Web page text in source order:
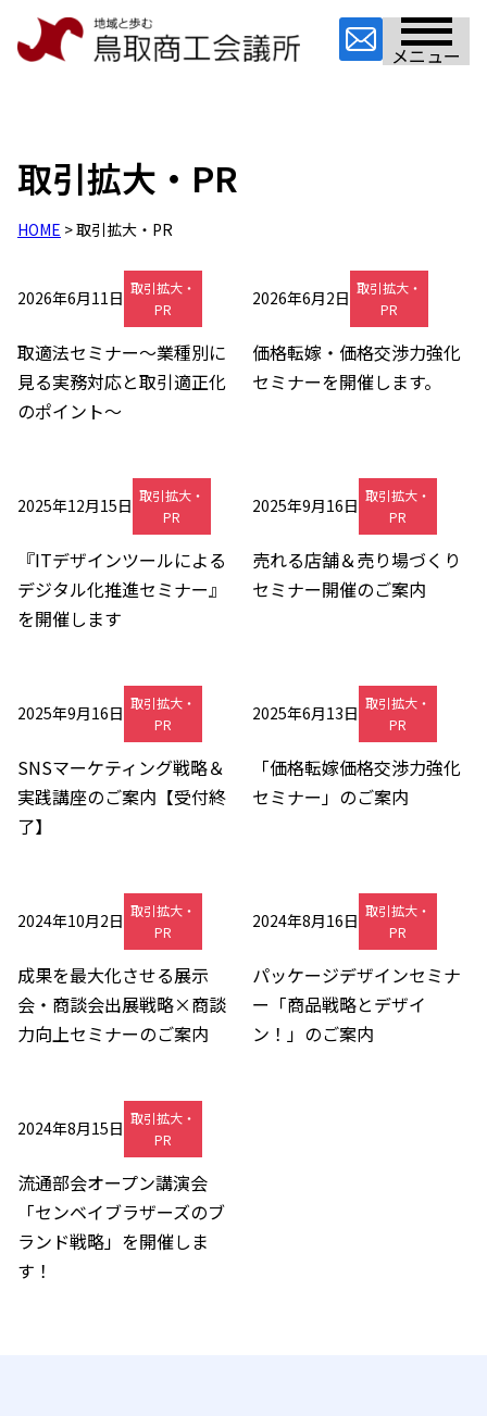
メニュー
取引拡大・PR
HOME > 取引拡大・PR
2026年6月11日 取引拡大・
PR
取適法セミナー～業種別に
見る実務対応と取引適正化
のポイント～
2026年6月2日 取引拡大・
PR
価格転嫁・価格交渉力強化
セミナーを開催します。
2025年12月15日 取引拡大・
PR
『ITデザインツールによる
デジタル化推進セミナー』
を開催します
2025年9月16日 取引拡大・
PR
売れる店舗＆売り場づくり
セミナー開催のご案内
2025年9月16日 取引拡大・
PR
SNSマーケティング戦略＆
実践講座のご案内【受付終
了】
2025年6月13日 取引拡大・
PR
「価格転嫁価格交渉力強化
セミナー」のご案内
2024年10月2日 取引拡大・
PR
成果を最大化させる展示
会・商談会出展戦略×商談
力向上セミナーのご案内
2024年8月16日 取引拡大・
PR
パッケージデザインセミナ
ー「商品戦略とデザイ
ン！」のご案内
2024年8月15日 取引拡大・
PR
流通部会オープン講演会
「センベイブラザーズのブ
ランド戦略」を開催しま
す！